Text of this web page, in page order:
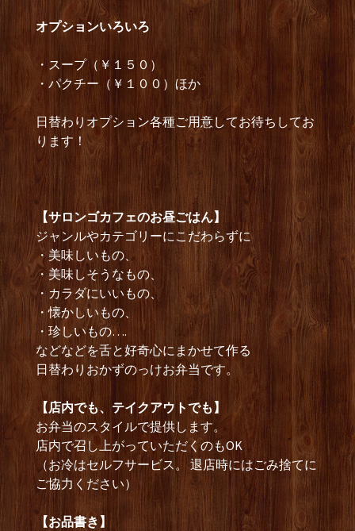
オプショ ンいろいろ
・スープ（￥１５０）
・パクチー（￥１００）ほか
日替わりオプション各種ご用意してお待ちしてお
ります！
【サロンゴカフェのお昼ごはん】
ジャンルやカテゴリーにこだわらずに
・美味しいもの、
・美味しそうなもの、
・カラダにいいもの、
・懐かしいもの、
・珍しいもの….
などなどを舌と好奇心にまかせて作る
日替わりおかずのっけお弁当です。
【店内でも、テイクアウトでも】
お弁当のスタイルで提供します。
店内で召し上がっていただくのもOK
（お冷はセルフサービス。 退店時にはごみ捨てに
ご協力ください）
【お品書き】